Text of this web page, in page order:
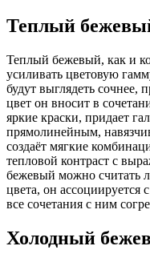
Теплый
Теплый бежевый, как и
усиливать цветовую
будут выглядеть сочнее,
цвет он вносит в
яркие краски, придает
прямолинейным,
создаёт мягкие
тепловой контраст с
бежевый можно считать
цвета, он
все сочетания с ним
Холодный